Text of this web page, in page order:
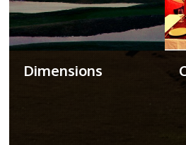
Dimensions